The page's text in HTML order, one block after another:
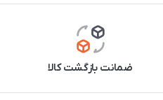
ضمانت بازگشت کالا